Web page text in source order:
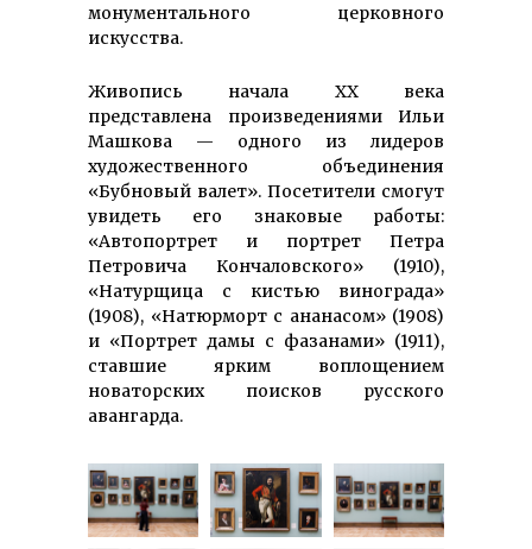
монументального церковного
искусства.
Живопись начала ХХ века
представлена произведениями Ильи
Машкова — одного из лидеров
художественного объединения
«Бубновый валет». Посетители смогут
увидеть его знаковые работы:
«Автопортрет и портрет Петра
Петровича Кончаловского» (1910),
«Натурщица с кистью винограда»
(1908), «Натюрморт с ананасом» (1908)
и «Портрет дамы с фазанами» (1911),
ставшие ярким воплощением
новаторских поисков русского
авангарда.